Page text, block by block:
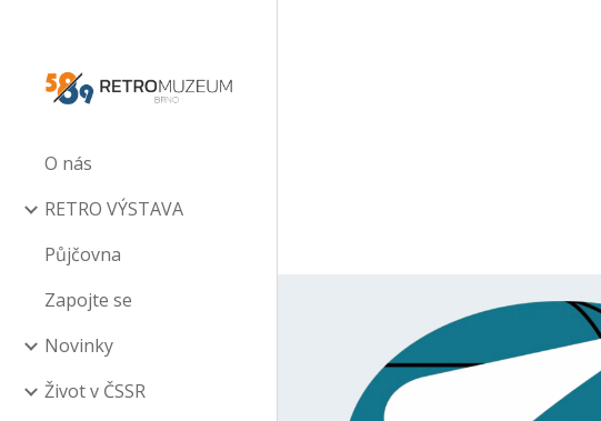
O nás
RETRO VÝSTAVA
Půjčovna
Zapojte se
Novinky
Život v ČSSR